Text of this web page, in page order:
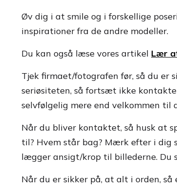
Øv dig i at smile og i forskellige
inspirationer fra de andre modeller.
Du kan også læse vores artikel Lær
Tjek firmaet/fotografen før, så du er
seriøsiteten, så fortsæt ikke
selvfølgelig mere end velkommen til
Når du bliver kontaktet, så husk at
til? Hvem står bag? Mærk efter i dig
lægger ansigt/krop til billederne. Du
Når du er sikker på, at alt i orden,